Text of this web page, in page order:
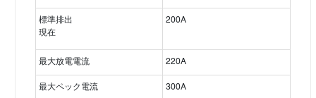
標準排出
現在
200A
最大放電電流 220A
最大ペック電流 300A